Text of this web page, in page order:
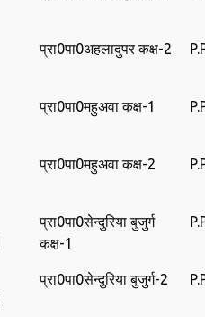
प्रा0पा0अहलादुपर कक्ष-2
प्रा0पा0महुअवा कक्ष-1
प्रा0पा0महुअवा कक्ष-2
प्रा0पा0सेन्‍दुरिया बुजुर्ग
कक्ष-1
प्रा0पा0सेन्‍दुरिया बुजुर्ग-2